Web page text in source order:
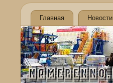
Главная Новости